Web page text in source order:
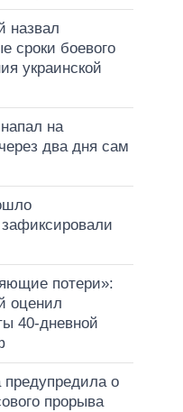
назвал
сроки боевого
украинской
на
два дня сам
потери»:
оценил
40-дневной
предупредила о
прорыва